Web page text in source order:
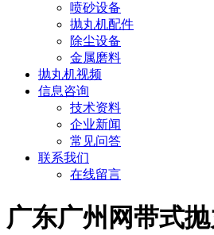
喷砂设备
抛丸机配件
除尘设备
金属磨料
抛丸机视频
信息咨询
技术资料
企业新闻
常见问答
联系我们
在线留言
广东广州网带式